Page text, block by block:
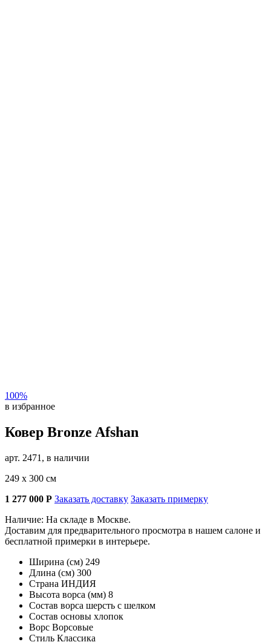
100%
в избранное
Ковер Bronze Afshan
арт. 2471, в наличии
249 х 300 см
1 277 000 Р Заказать доставку Заказать примерку
Наличие: На складе в Москве.
Доставим для предварительного просмотра в нашем салоне и
бесплатной примерки в интерьере.
Ширина (см) 249
Длина (см) 300
Страна ИНДИЯ
Высота ворса (мм) 8
Состав ворса шерсть с шелком
Состав основы хлопок
Ворс Ворсовые
Стиль Классика